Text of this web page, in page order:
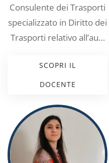
Consulente dei Trasporti
specializzato in Diritto dei
Trasporti relativo all’au…
SCOPRI IL
DOCENTE